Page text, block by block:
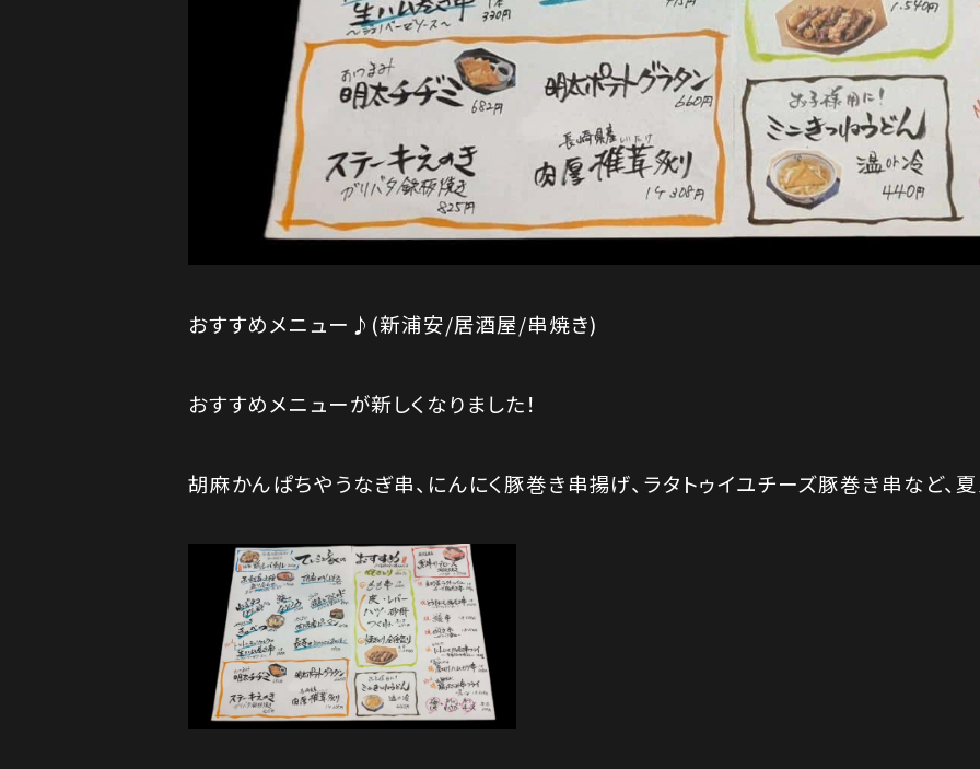
おすすめメニュー♪(新浦安/居酒屋/串焼き)
おすすめメニューが新しくなりました！
胡麻かんぱちやうなぎ串、にんにく豚巻き串揚げ、ラタトゥイユチーズ豚巻き串など、